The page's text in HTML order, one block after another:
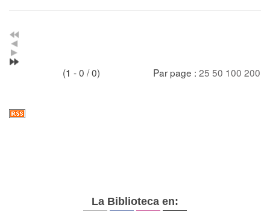
(1 - 0 / 0) Par page : 25 50 100 200
La Biblioteca en: